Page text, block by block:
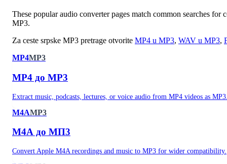
These popular audio converter pages match common searches
MP3.
Za ceste srpske MP3 pretrage otvorite MP4 u MP3, WAV u MP3,
MP4MP3
MP4 до MP3
Extract music, podcasts, lectures, or voice audio from MP4 videos as
M4AMP3
М4А до МП3
Convert Apple M4A recordings and music to MP3 for wider compatibility.